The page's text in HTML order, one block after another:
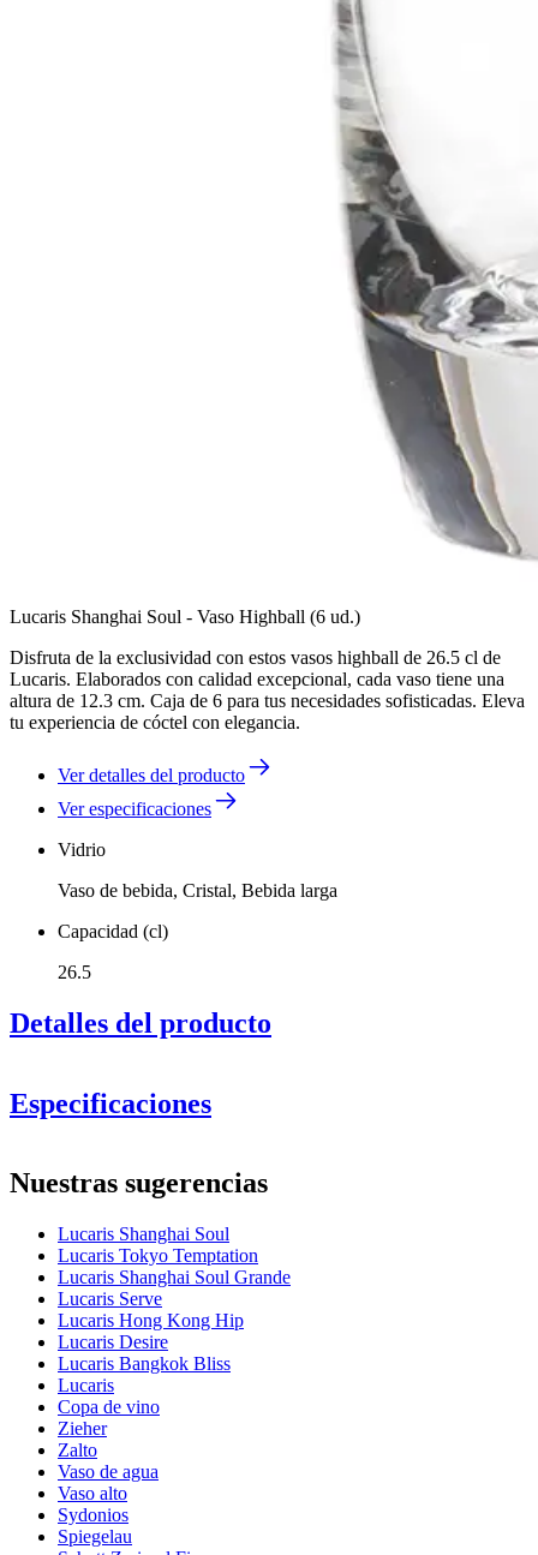
Lucaris Shanghai Soul - Vaso Highball (6 ud.)
Disfruta de la exclusividad con estos vasos highball de 26.5 cl de
Lucaris. Elaborados con calidad excepcional, cada vaso tiene una
altura de 12.3 cm. Caja de 6 para tus necesidades sofisticadas. Eleva
tu experiencia de cóctel con elegancia.
Ver detalles del producto
Ver especificaciones
Vidrio
Vaso de bebida, Cristal, Bebida larga
Capacidad (cl)
26.5
Detalles del producto
Especificaciones
Número de productoLT03HB09G
Dimensiones (AnxAlxP cm)
Peso (kg)0.3
Altura (cm)12.3
Ancho (cm)40
Profundidad (cm)
Vidrio
Serie de productos
VidrioVaso de bebida, Cristal, Bebida larga
Diámetro (cm)
Capacidad (cl)
Nuestras sugerencias
Lucaris Shanghai Soul
Lucaris Tokyo Temptation
Lucaris Shanghai Soul Grande
Lucaris Serve
Lucaris Hong Kong Hip
Lucaris Desire
Lucaris Bangkok Bliss
Lucaris
Copa de vino
Zieher
Zalto
Vaso de agua
Vaso alto
Sydonios
Spiegelau